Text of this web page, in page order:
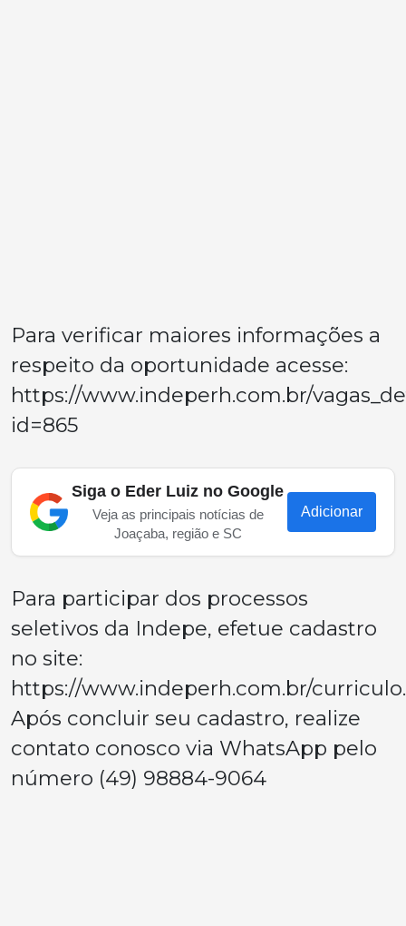
Para verificar maiores informações a
respeito da oportunidade acesse:
https://www.indeperh.com.br/
id=865
Siga o Eder Luiz no Google
Veja as principais notícias de
Joaçaba, região e SC
Adicionar
Para participar dos processos
seletivos da Indepe, efetue cadastro
no site:
https://www.indeperh.com.br/
Após concluir seu cadastro, realize
contato conosco via WhatsApp pelo
número (49) 98884-9064